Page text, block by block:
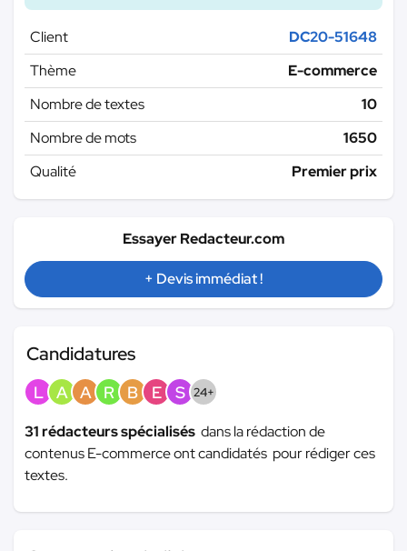
Client
DC20-51648
Thème
E-commerce
Nombre de textes
10
Nombre de mots
1650
Qualité
Premier prix
Essayer Redacteur.com
+ Devis immédiat !
Candidatures
L A A R B E S 24+
31 rédacteurs spécialisés dans la rédaction de
contenus E-commerce ont candidatés pour rédiger ces
textes.